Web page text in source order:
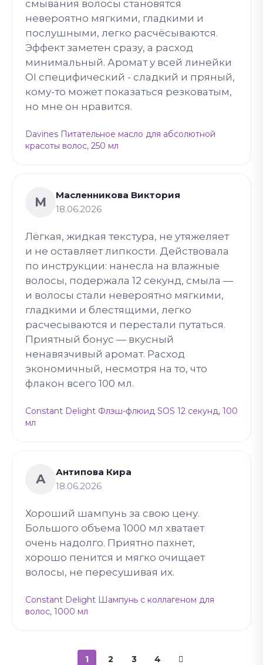
смывания волосы становятся
невероятно мягкими, гладкими и
послушными, легко расчёсываются.
Эффект заметен сразу, а расход
минимальный. Аромат у всей линейки
OI специфический - сладкий и пряный,
кому-то может показаться резковатым,
но мне он нравится.
Davines Питательное масло для абсолютной
красоты волос, 250 мл
М
Масленникова Виктория
18.06.2026
Лёгкая, жидкая текстура, не утяжеляет
и не оставляет липкости. Действовала
по инструкции: нанесла на влажные
волосы, подержала 12 секунд, смыла —
и волосы стали невероятно мягкими,
гладкими и блестящими, легко
расчесываются и перестали путаться.
Приятный бонус — вкусный
ненавязчивый аромат. Расход
экономичный, несмотря на то, что
флакон всего 100 мл.
Constant Delight Флэш-флюид SOS 12 секунд, 100
мл
А
Антипова Кира
18.06.2026
Хороший шампунь за свою цену.
Большого объема 1000 мл хватает
очень надолго. Приятно пахнет,
хорошо пенится и мягко очищает
волосы, не пересушивая их.
Constant Delight Шампунь с коллагеном для
волос, 1000 мл
1 2 3 4